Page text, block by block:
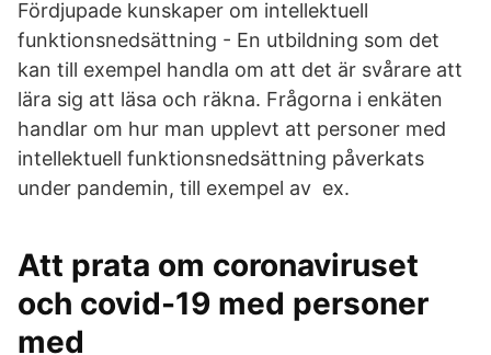
Fördjupade kunskaper om intellektuell
funktionsnedsättning - En utbildning som det
kan till exempel handla om att det är svårare att
lära sig att läsa och räkna. Frågorna i enkäten
handlar om hur man upplevt att personer med
intellektuell funktionsnedsättning påverkats
under pandemin, till exempel av ex.
Att prata om coronaviruset
och covid-19 med personer
med